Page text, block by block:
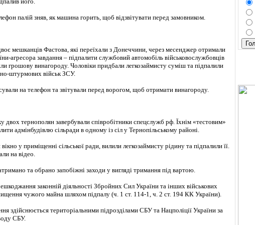
палій зняв, як машина горить, щоб відзвітувати перед замовником.
мешканців Фастова, які переїхали з Донеччини, через месенджер отримали
агресора завдання – підпалити службовий автомобіль військовослужбовців
грошову винагороду. Чоловіки придбали легкозаймисту суміш та підпалили
штурмових військ ЗСУ.
на телефон та звітували перед ворогом, щоб отримати винагороду.
двох тернополян завербували співробітники спецслужб рф. Їхнім «тестовим»
адмінбудівлю сільради в одному із сіл у Тернопільському районі.
у приміщенні сільської ради, вилили легкозаймисту рідину та підпалили її.
на відео.
та обрано запобіжні заходи у вигляді тримання під вартою.
законній діяльності Збройних Сил України та інших військових
чужого майна шляхом підпалу (ч. 1 ст. 114-1, ч. 2 ст. 194 КК України).
здійснюється територіальними підрозділами СБУ та Нацполіції України за
СБУ.